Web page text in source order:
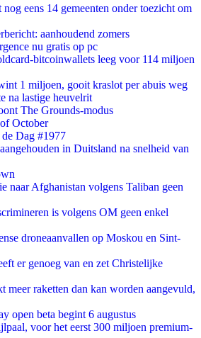
eens 14 gemeenten onder toezicht om
aanhoudend zomers
nu gratis op pc
bitcoinwallets leeg voor 114 miljoen
1 miljoen, gooit kraslot per abuis weg
na lastige heuvelrit
The Grounds-modus
October
Dag #1977
in Duitsland na snelheid van
naar Afghanistan volgens Taliban geen
is volgens OM geen enkel
droneaanvallen op Moskou en Sint-
er genoeg van en zet Christelijke
meer raketten dan kan worden aangevuld,
open beta begint 6 augustus
voor het eerst 300 miljoen premium-